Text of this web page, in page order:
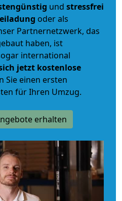
und stressfrei
oder als
Partnernetzwerk, das
haben, ist
international
jetzt kostenlose
Sie einen ersten
für Ihren Umzug.
erhalten